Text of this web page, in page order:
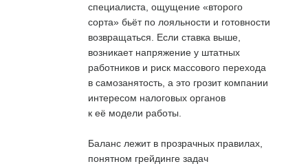
специалиста, ощущение «второго
сорта» бьёт по лояльности и готовности
возвращаться. Если ставка выше,
возникает напряжение у штатных
работников и риск массового перехода
в самозанятость, а это грозит компании
интересом налоговых органов
к её модели работы.
Баланс лежит в прозрачных правилах,
понятном грейдинге задач